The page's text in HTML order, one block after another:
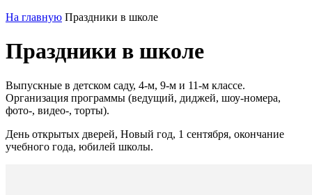
На главную Праздники в школе
Праздники в школе
Выпускные в детском саду, 4-м, 9-м и 11-м классе.
Организация программы (ведущий, диджей, шоу-номера,
фото-, видео-, торты).
День открытых дверей, Новый год, 1 сентября, окончание
учебного года, юбилей школы.